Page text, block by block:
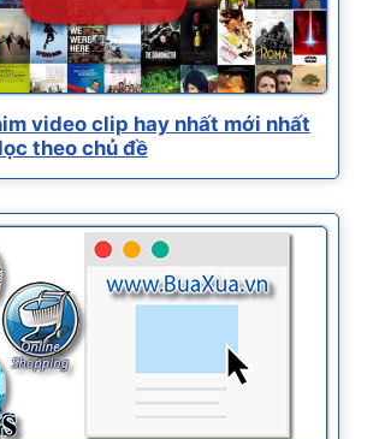
video clip hay nhất mới nhất
theo chủ đề